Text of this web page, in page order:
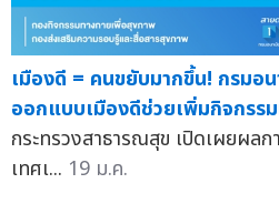
เมืองดี = คนขยับมากขึ้น! กรมอ
ออกแบบเมืองดีช่วยเพิ่มกิจกรร
กระทรวงสาธารณสุข เปิดเผยผล
เทศเ... 19 ม.ค.